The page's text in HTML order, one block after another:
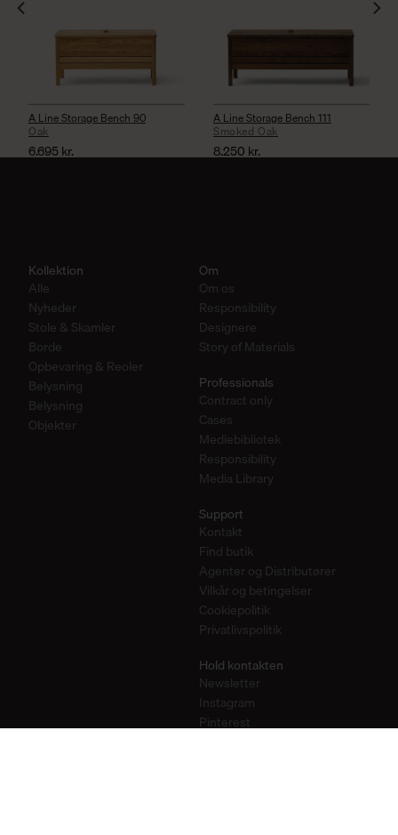
A Line Storage Bench 90
Oak
6.695kr.
A Line Storage Bench 111
Smoked Oak
8.250 kr.
Kollektion
Alle
Nyheder
Stole & Skamler
Borde
Opbevaring & Reoler
Belysning
Belysning
Objekter
Om
Om os
Responsibility
Designere
Story of Materials
Professionals
Contract only
Cases
Mediebibliotek
Responsibility
Media Library
Support
Kontakt
Find butik
Agenter og Distributører
Vilkår og betingelser
Cookiepolitik
Privatlivspolitik
Hold kontakten
Newsletter
Instagram
Pinterest